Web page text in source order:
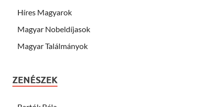
Híres Magyarok
Magyar Nobeldíjasok
Magyar Találmányok
ZENÉSZEK